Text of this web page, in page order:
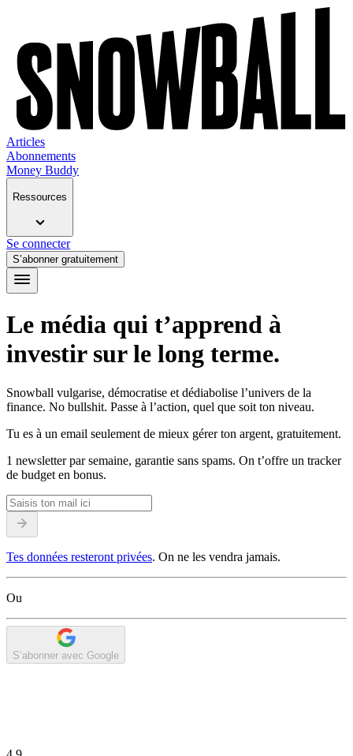
Articles
Abonnements
Money Buddy
Ressources
Se connecter
S’abonner gratuitement
Le média qui t’apprend à
investir sur le long terme.
Snowball vulgarise, démocratise et dédiabolise l’univers de la
finance. No bullshit. Passe à l’action, quel que soit ton niveau.
Tu es à un email seulement de mieux gérer ton argent, gratuitement.
1 newsletter par semaine, garantie sans spams. On t’offre un tracker
de budget en bonus.
Tes données resteront privées. On ne les vendra jamais.
Ou
S’abonner avec Google